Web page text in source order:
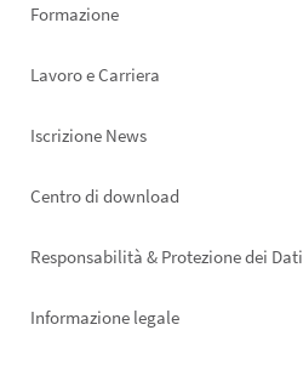
Formazione
Lavoro e Carriera
Iscrizione News
Footer
Centro di download
Responsabilità & Protezione dei Dati
Informazione legale